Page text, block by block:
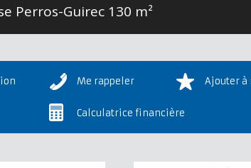
Perros-Guirec 130 m²
Me rappeler Ajouter à
Calculatrice financière